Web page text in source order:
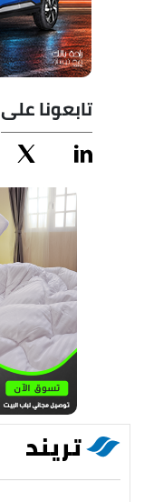
تابعونا على
تريند